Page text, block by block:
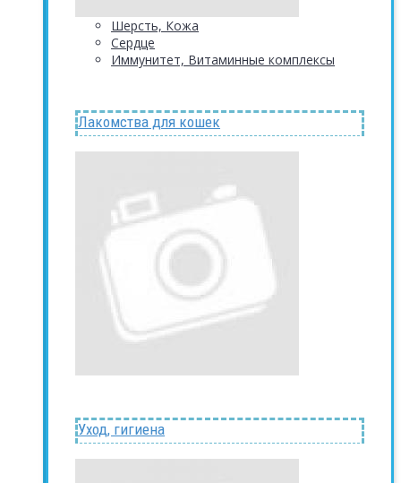
Шерсть, Кожа
Сердце
Иммунитет, Витаминные комплексы
Лакомства для кошек
Уход, гигиена